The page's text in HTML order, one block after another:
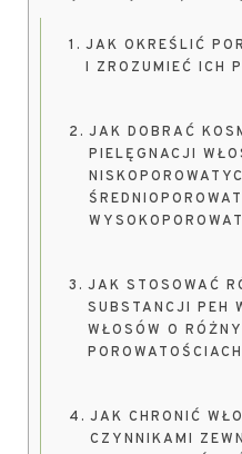
JAK OKREŚLIĆ
I ZROZUMIEĆ ICH
JAK DOBRAĆ
PIELĘGNACJI
JAK STOSOWAĆ
SUBSTANCJI PEH
WŁOSÓW O
JAK CHRONIĆ
CZYNNIKAMI